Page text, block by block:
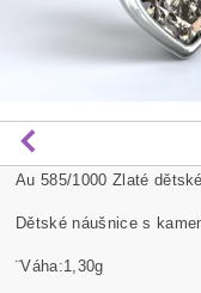
Au 585/1000 Zlaté
Dětské náušnice s
¨Váha:1,30g